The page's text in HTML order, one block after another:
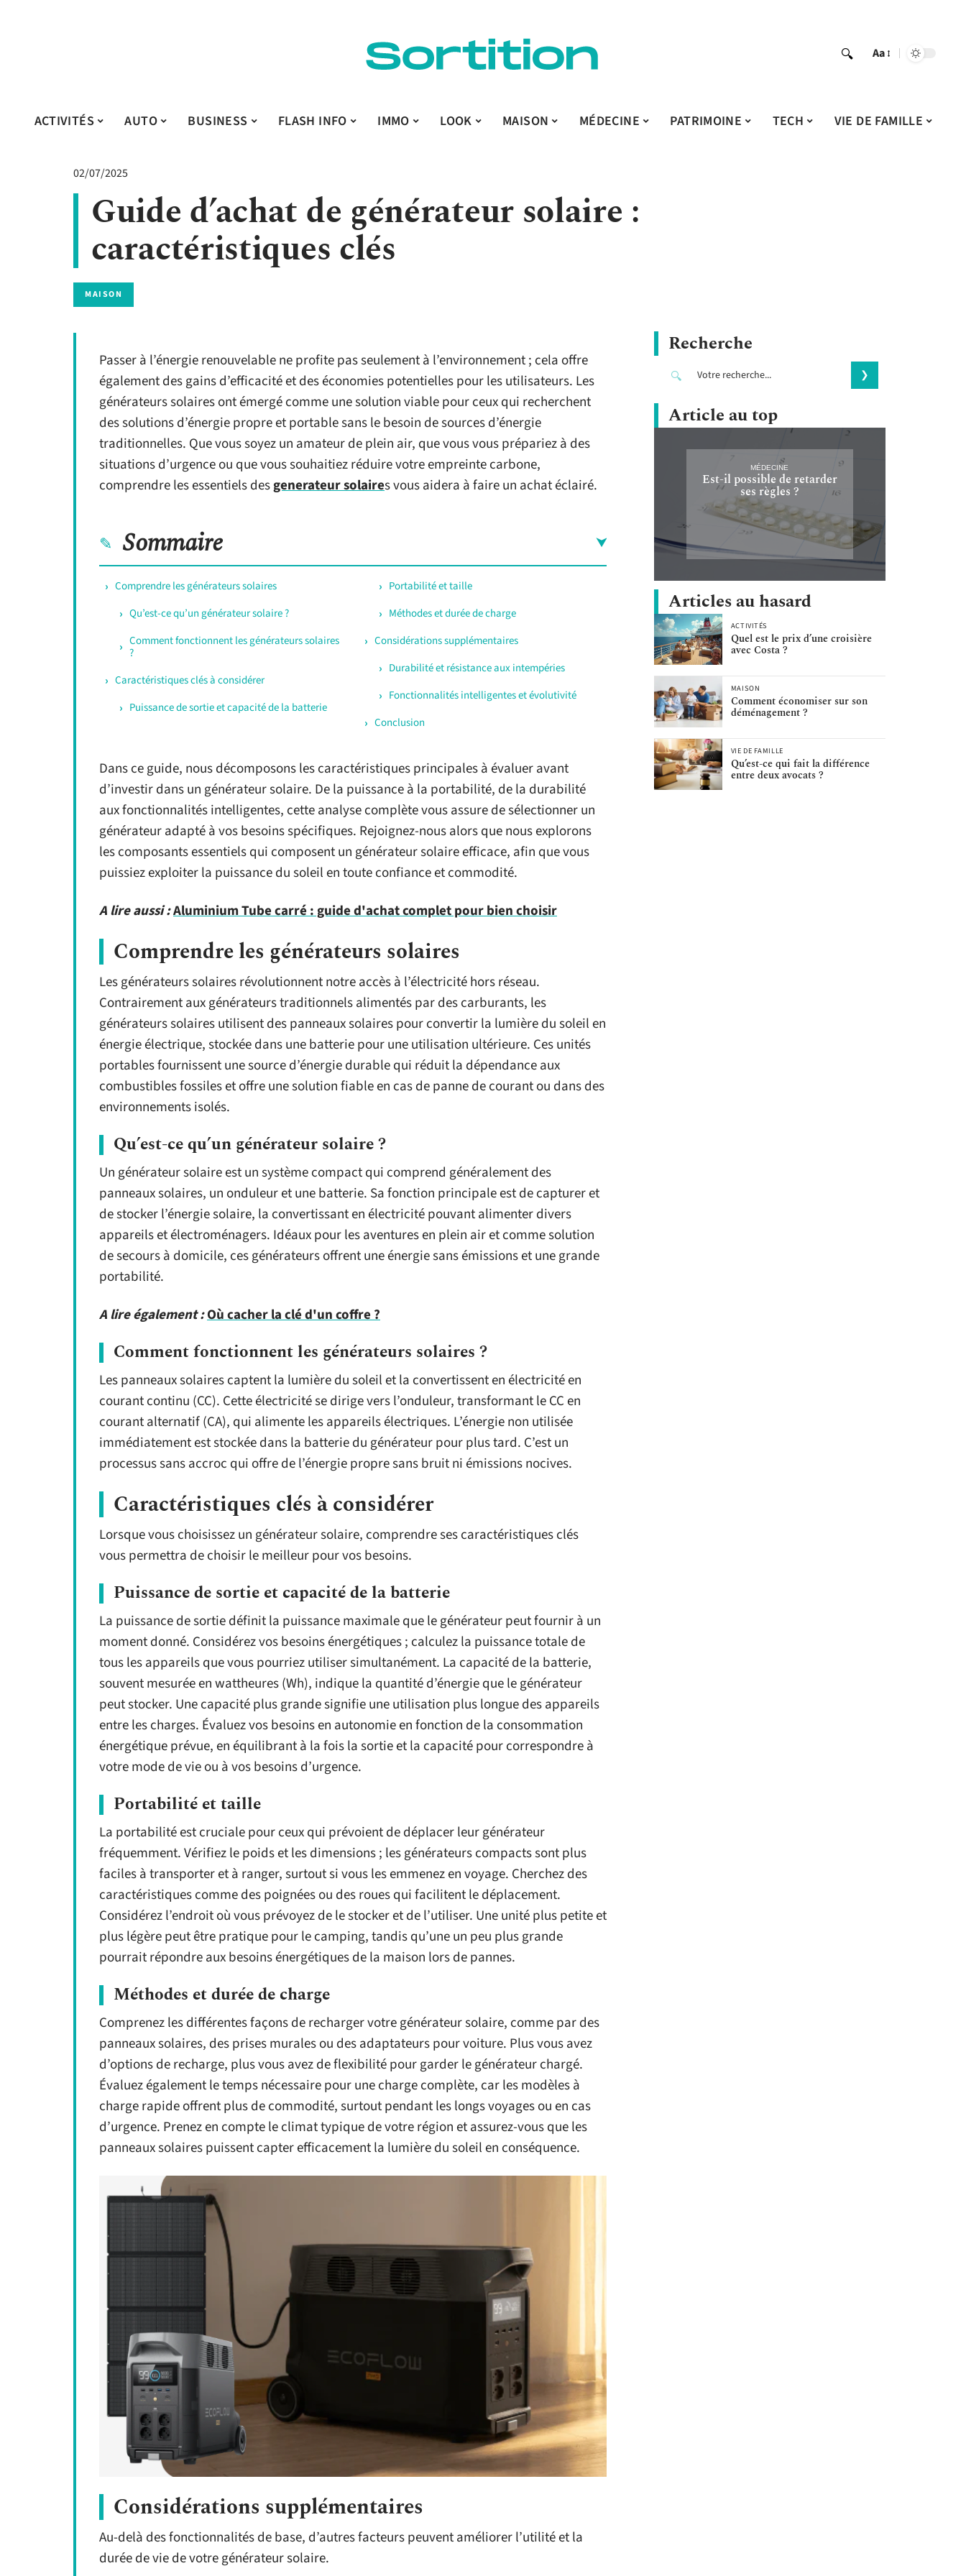
Aa
ACTIVITÉS AUTO BUSINESS FLASH INFO IMMO LOOK MAISON MÉDECINE PATRIMOINE TECH VIE DE FAMILLE
02/07/2025
Guide d’achat de générateur solaire :
caractéristiques clés
MAISON
Passer à l’énergie renouvelable ne profite pas seulement à l’environnement ; cela offre
également des gains d’efficacité et des économies potentielles pour les utilisateurs. Les
générateurs solaires ont émergé comme une solution viable pour ceux qui recherchent
des solutions d’énergie propre et portable sans le besoin de sources d’énergie
traditionnelles. Que vous soyez un amateur de plein air, que vous vous prépariez à des
situations d’urgence ou que vous souhaitiez réduire votre empreinte carbone,
comprendre les essentiels desgenerateur solaires vous aidera à faire un achat éclairé.
Sommaire
Comprendre les générateurs solaires
Qu’est-ce qu’un générateur solaire ?
Comment fonctionnent les générateurs solaires
?
Caractéristiques clés à considérer
Puissance de sortie et capacité de la batterie
Portabilité et taille
Méthodes et durée de charge
Considérations supplémentaires
Durabilité et résistance aux intempéries
Fonctionnalités intelligentes et évolutivité
Conclusion
Dans ce guide, nous décomposons les caractéristiques principales à évaluer avant
d’investir dans un générateur solaire. De la puissance à la portabilité, de la durabilité
aux fonctionnalités intelligentes, cette analyse complète vous assure de sélectionner un
générateur adapté à vos besoins spécifiques. Rejoignez-nous alors que nous explorons
les composants essentiels qui composent un générateur solaire efficace, afin que vous
puissiez exploiter la puissance du soleil en toute confiance et commodité.
A lire aussi :Aluminium Tube carré : guide d'achat complet pour bien choisir
Comprendre les générateurs solaires
Les générateurs solaires révolutionnent notre accès à l’électricité hors réseau.
Contrairement aux générateurs traditionnels alimentés par des carburants, les
générateurs solaires utilisent des panneaux solaires pour convertir la lumière du soleil en
énergie électrique, stockée dans une batterie pour une utilisation ultérieure. Ces unités
portables fournissent une source d’énergie durable qui réduit la dépendance aux
combustibles fossiles et offre une solution fiable en cas de panne de courant ou dans des
environnements isolés.
Qu’est-ce qu’un générateur solaire ?
Un générateur solaire est un système compact qui comprend généralement des
panneaux solaires, un onduleur et une batterie. Sa fonction principale est de capturer et
de stocker l’énergie solaire, la convertissant en électricité pouvant alimenter divers
appareils et électroménagers. Idéaux pour les aventures en plein air et comme solution
de secours à domicile, ces générateurs offrent une énergie sans émissions et une grande
portabilité.
A lire également :Où cacher la clé d'un coffre ?
Comment fonctionnent les générateurs solaires ?
Les panneaux solaires captent la lumière du soleil et la convertissent en électricité en
courant continu (CC). Cette électricité se dirige vers l’onduleur, transformant le CC en
courant alternatif (CA), qui alimente les appareils électriques. L’énergie non utilisée
immédiatement est stockée dans la batterie du générateur pour plus tard. C’est un
processus sans accroc qui offre de l’énergie propre sans bruit ni émissions nocives.
Caractéristiques clés à considérer
Lorsque vous choisissez un générateur solaire, comprendre ses caractéristiques clés
vous permettra de choisir le meilleur pour vos besoins.
Puissance de sortie et capacité de la batterie
La puissance de sortie définit la puissance maximale que le générateur peut fournir à un
moment donné. Considérez vos besoins énergétiques ; calculez la puissance totale de
tous les appareils que vous pourriez utiliser simultanément. La capacité de la batterie,
souvent mesurée en wattheures (Wh), indique la quantité d’énergie que le générateur
peut stocker. Une capacité plus grande signifie une utilisation plus longue des appareils
entre les charges. Évaluez vos besoins en autonomie en fonction de la consommation
énergétique prévue, en équilibrant à la fois la sortie et la capacité pour correspondre à
votre mode de vie ou à vos besoins d’urgence.
Portabilité et taille
La portabilité est cruciale pour ceux qui prévoient de déplacer leur générateur
fréquemment. Vérifiez le poids et les dimensions ; les générateurs compacts sont plus
faciles à transporter et à ranger, surtout si vous les emmenez en voyage. Cherchez des
caractéristiques comme des poignées ou des roues qui facilitent le déplacement.
Considérez l’endroit où vous prévoyez de le stocker et de l’utiliser. Une unité plus petite et
plus légère peut être pratique pour le camping, tandis qu’une un peu plus grande
pourrait répondre aux besoins énergétiques de la maison lors de pannes.
Méthodes et durée de charge
Comprenez les différentes façons de recharger votre générateur solaire, comme par des
panneaux solaires, des prises murales ou des adaptateurs pour voiture. Plus vous avez
d’options de recharge, plus vous avez de flexibilité pour garder le générateur chargé.
Évaluez également le temps nécessaire pour une charge complète, car les modèles à
charge rapide offrent plus de commodité, surtout pendant les longs voyages ou en cas
d’urgence. Prenez en compte le climat typique de votre région et assurez-vous que les
panneaux solaires puissent capter efficacement la lumière du soleil en conséquence.
Considérations supplémentaires
Au-delà des fonctionnalités de base, d’autres facteurs peuvent améliorer l’utilité et la
durée de vie de votre générateur solaire.
Recherche
Article au top
MÉDECINE
Est-il possible de retarder
ses règles ?
Articles au hasard
ACTIVITÉS
Quel est le prix d’une croisière
avec Costa ?
MAISON
Comment économiser sur son
déménagement ?
VIE DE FAMILLE
Qu’est-ce qui fait la différence
entre deux avocats ?